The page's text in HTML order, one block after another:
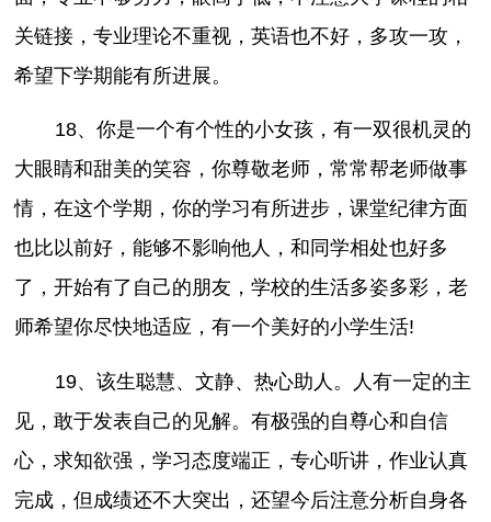
关链接，专业理论不重视，英语也不好，多攻一攻，
希望下学期能有所进展。
18、你是一个有个性的小女孩，有一双很机灵的
大眼睛和甜美的笑容，你尊敬老师，常常帮老师做事
情，在这个学期，你的学习有所进步，课堂纪律方面
也比以前好，能够不影响他人，和同学相处也好多
了，开始有了自己的朋友，学校的生活多姿多彩，老
师希望你尽快地适应，有一个美好的小学生活!
19、该生聪慧、文静、热心助人。人有一定的主
见，敢于发表自己的见解。有极强的自尊心和自信
心，求知欲强，学习态度端正，专心听讲，作业认真
完成，但成绩还不大突出，还望今后注意分析自身各